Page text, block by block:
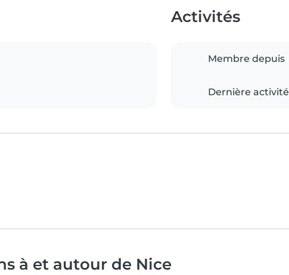
Activités
Membre depuis
Dernière activité
à et autour de Nice